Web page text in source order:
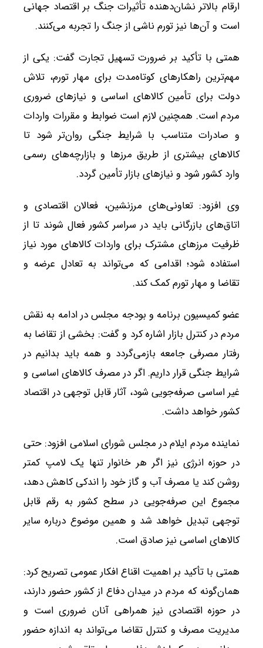
ارقام بالاتر نشان‌دهنده تأثیرات جنگ بر اقتصاد جهانی
است و آن‌ها نیز تورم ناشی از جنگ را تجربه می‌کنند.
همتی با تأکید بر ضرورت تسهیل تجارت گفت: یکی از
مهم‌ترین راهکارهای کوتاه‌مدت برای مهار تورم، تلاش
دولت برای تأمین کالاهای اساسی و نیازهای ضروری
مردم است. همچنین لازم است ضوابط و مقررات واردات
و صادرات متناسب با شرایط جنگی روان‌تر شود تا
کالاهای بیشتری از طریق مرزها و بازارچه‌های رسمی
وارد کشور شود و نیازهای بازار تأمین گردد.
وی افزود: تعاونی‌های مرزنشین، فعالان اقتصادی و
اتاق‌های بازرگانی باید در سراسر کشور فعال شوند تا از
ظرفیت مرزهای مشترک برای واردات کالاهای مورد نیاز
استفاده شود؛ اقدامی که می‌تواند به تعادل عرضه و
تقاضا و مهار تورم کمک کند.
عضو کمیسیون برنامه و بودجه مجلس در ادامه به نقش
مردم در کنترل بازار اشاره کرد و گفت: بخشی از تقاضا به
رفتار مصرفی جامعه بازمی‌گردد و همه باید بدانیم در
شرایط جنگی قرار داریم. اگر در مصرف کالاهای اساسی و
غیر اساسی صرفه‌جویی شود، آثار قابل توجهی در اقتصاد
کشور خواهد داشت.
نماینده مردم ایلام در مجلس شورای اسلامی افزود: حتی
در حوزه انرژی نیز اگر هر خانوار تنها یک لامپ کمتر
روشن کند یا مصرف آب و گاز خود را اندکی کاهش دهد،
مجموع این صرفه‌جویی در سطح کشور به رقم قابل
توجهی تبدیل خواهد شد و همین موضوع درباره سایر
کالاهای اساسی نیز صادق است.
همتی با تأکید بر اهمیت اقناع افکار عمومی تصریح کرد:
همان‌گونه که مردم در میدان دفاع از کشور حضور دارند،
در حوزه اقتصادی نیز همراهی آنان ضروری است و
مدیریت مصرف و کنترل تقاضا می‌تواند به اندازه حضور